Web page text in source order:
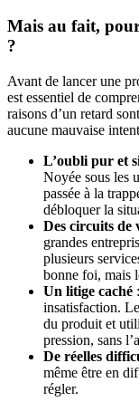
Mais au fait,
?
Avant de lancer une
est essentiel de
raisons d’un retard
aucune mauvaise
L’oubli pur et
Noyée sous les
passée à la
débloquer la
Des circuits de
grandes
plusieurs
bonne foi, mais
Un litige caché
insatisfaction.
du produit et
pression, sans
De réelles
même être en
régler.